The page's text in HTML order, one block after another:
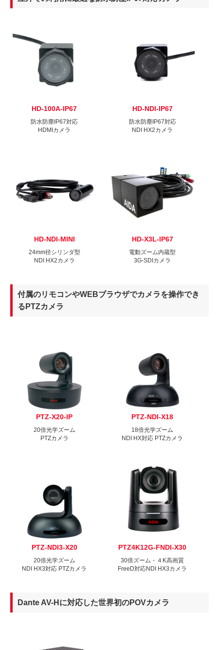
HD-100A-IP67
防水防塵IP67対応
HDMIカメラ
HD-NDI-IP67
防水防塵IP67対応
NDI HX2カメラ
HD-NDI-MINI
24mm径シリンダ型
NDI HX2カメラ
HD-X3L-IP67
電動ズーム内蔵型
3G-SDIカメラ
付属のリモコンやWEBブラウザでカメラを操作でき
るPTZカメラ
PTZ-X20-IP
20倍光学ズーム
PTZカメラ
PTZ-NDI-X18
18倍光学ズーム
NDI HX対応 PTZカメラ
PTZ-NDI3-X20
20倍光学ズーム
NDI HX3対応 PTZカメラ
PTZ4K12G-FNDI-X30
30倍ズーム・４K高画質
FreeD対応NDI HX3カメラ
Dante AV-Hに対応した世界初のPOVカメラ